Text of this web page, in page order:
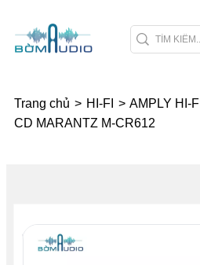
Trang chủ > HI-FI > AMPLY HI-FI
CD MARANTZ M-CR612